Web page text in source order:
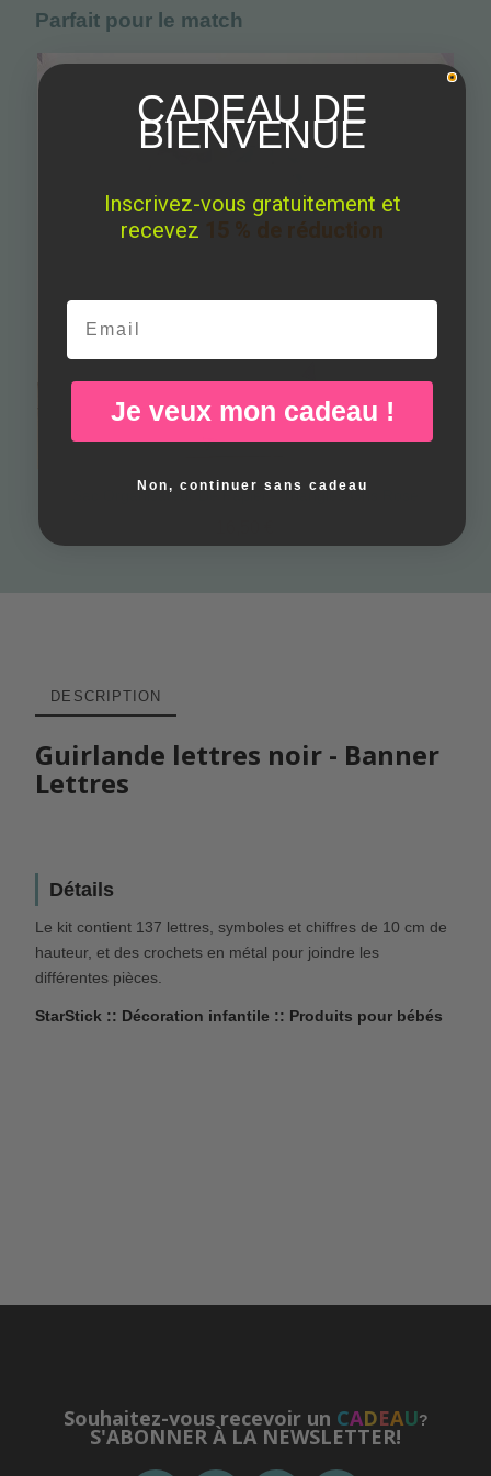
Parfait pour le match
Sac Organisateur De Papier - Triangles Gris Rose
DESCRIPTION
Guirlande lettres noir - Banner
Lettres
Détails
Le kit contient 137 lettres, symboles et chiffres de 10 cm de
hauteur, et des crochets en métal pour joindre les
différentes pièces.
StarStick :: Décoration infantile :: Produits pour bébés
Souhaitez-vous recevoir un CADEAU?
S'ABONNER À LA NEWSLETTER!
CADEAU DE
BIENVENUE
Inscrivez-vous gratuitement et
recevez
Email
Je veux mon cadeau !
Non, continuer sans cadeau